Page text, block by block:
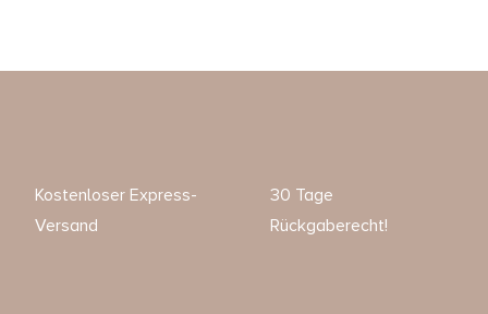
Kostenloser Express-
Versand
30 Tage
Rückgaberecht!